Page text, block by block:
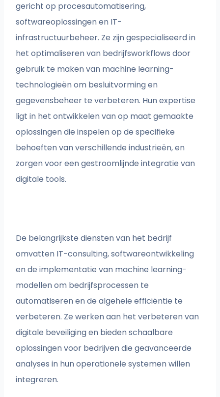
gericht op procesautomatisering,
softwareoplossingen en IT-
infrastructuurbeheer. Ze zijn gespecialiseerd in
het optimaliseren van bedrijfsworkflows door
gebruik te maken van machine learning-
technologieën om besluitvorming en
gegevensbeheer te verbeteren. Hun expertise
ligt in het ontwikkelen van op maat gemaakte
oplossingen die inspelen op de specifieke
behoeften van verschillende industrieën, en
zorgen voor een gestroomlijnde integratie van
digitale tools.
De belangrijkste diensten van het bedrijf
omvatten IT-consulting, softwareontwikkeling
en de implementatie van machine learning-
modellen om bedrijfsprocessen te
automatiseren en de algehele efficiëntie te
verbeteren. Ze werken aan het verbeteren van
digitale beveiliging en bieden schaalbare
oplossingen voor bedrijven die geavanceerde
analyses in hun operationele systemen willen
integreren.